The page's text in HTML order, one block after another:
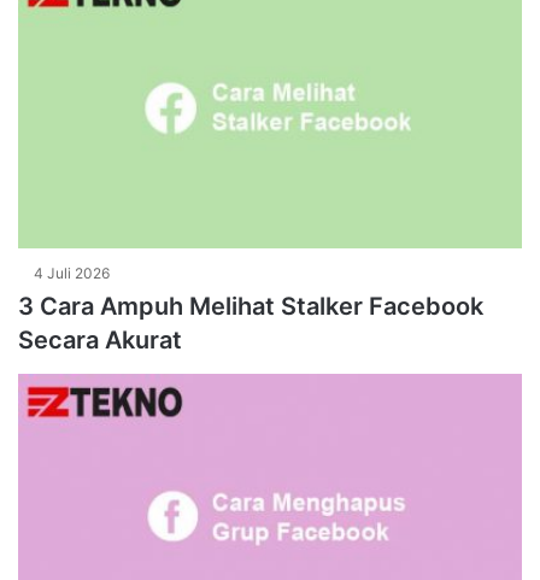
4 Juli 2026
3 Cara Ampuh Melihat Stalker Facebook
Secara Akurat